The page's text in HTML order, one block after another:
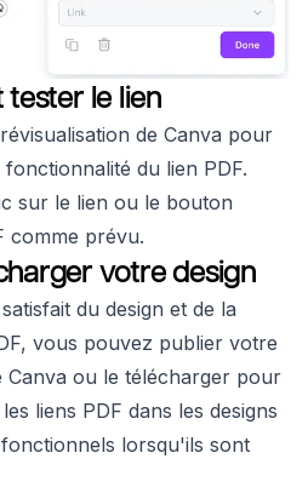
tester le lien
de Canva pour
du lien PDF.
sur le lien ou le bouton
comme prévu.
votre design
du design et de la
vous pouvez publier votre
ou le télécharger pour
liens PDF dans les designs
lorsqu'ils sont